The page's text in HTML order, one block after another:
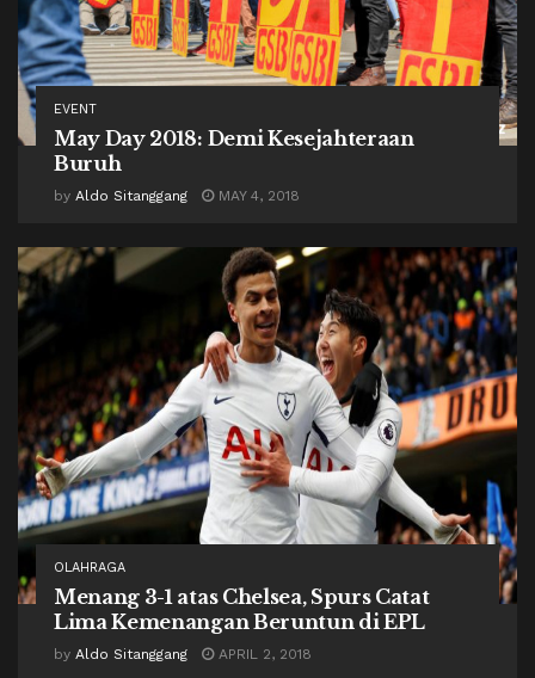
EVENT
May Day 2018: Demi Kesejahteraan
Buruh
by Aldo Sitanggang MAY 4, 2018
OLAHRAGA
Menang 3-1 atas Chelsea, Spurs Catat
Lima Kemenangan Beruntun di EPL
by Aldo Sitanggang APRIL 2, 2018